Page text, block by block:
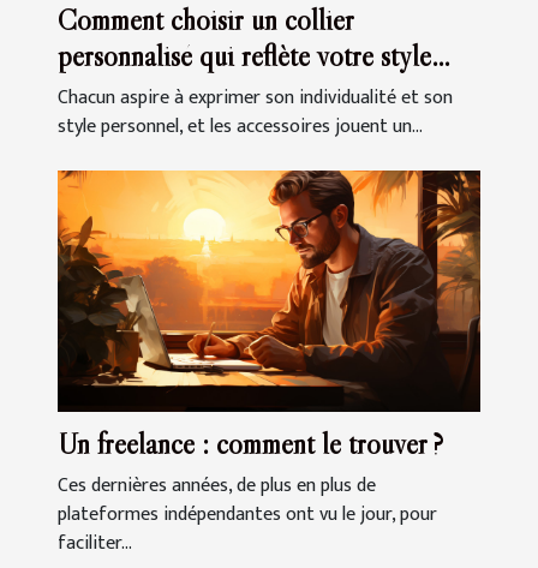
Comment choisir un collier
personnalisé qui reflète votre style
unique
Chacun aspire à exprimer son individualité et son
style personnel, et les accessoires jouent un...
Un freelance : comment le trouver ?
Ces dernières années, de plus en plus de
plateformes indépendantes ont vu le jour, pour
faciliter...